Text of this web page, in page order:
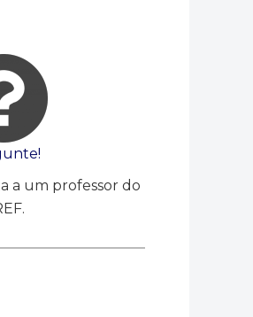
a um professor do